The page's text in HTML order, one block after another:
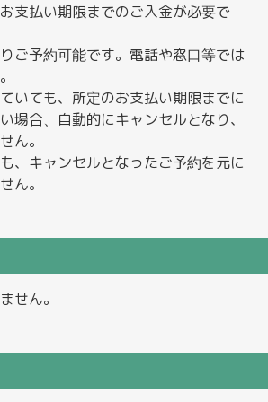
支払い期限までのご入金が必要で
ご予約可能です。電話や窓口等では
いても、所定のお支払い期限までに
場合、自動的にキャンセルとなり、
ん。
、キャンセルとなったご予約を元に
ん。
せん。